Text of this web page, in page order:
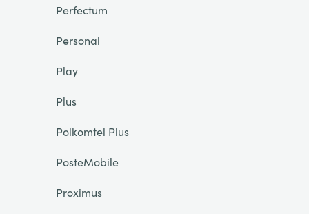
Perfectum
Personal
Play
Plus
Polkomtel Plus
PosteMobile
Proximus